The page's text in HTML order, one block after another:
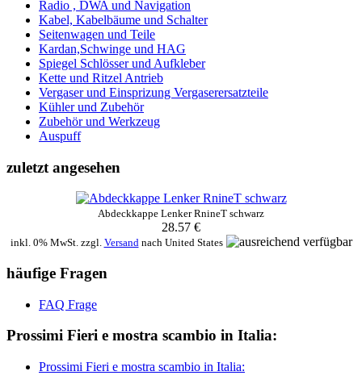
Radio , DWA und Navigation
Kabel, Kabelbäume und Schalter
Seitenwagen und Teile
Kardan,Schwinge und HAG
Spiegel Schlösser und Aufkleber
Kette und Ritzel Antrieb
Vergaser und Einsprizung Vergaserersatzteile
Kühler und Zubehör
Zubehör und Werkzeug
Auspuff
zuletzt angesehen
Abdeckkappe Lenker RnineT schwarz
28.57 €
inkl. 0% MwSt. zzgl. Versandnach United States
häufige Fragen
FAQ Frage
Prossimi Fieri e mostra scambio in Italia:
Prossimi Fieri e mostra scambio in Italia: